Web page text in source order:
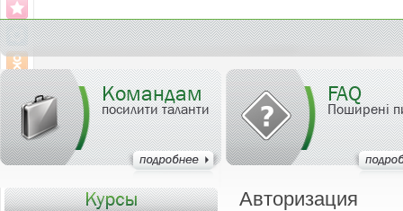
Командам
посилити таланти
FAQ
Поширені
Авторизация